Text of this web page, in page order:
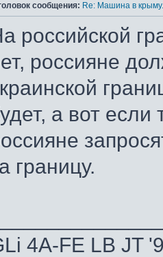
сообщения: Re: Машина в
российской
россияне
а вот
границу.
4A-FE LB JT